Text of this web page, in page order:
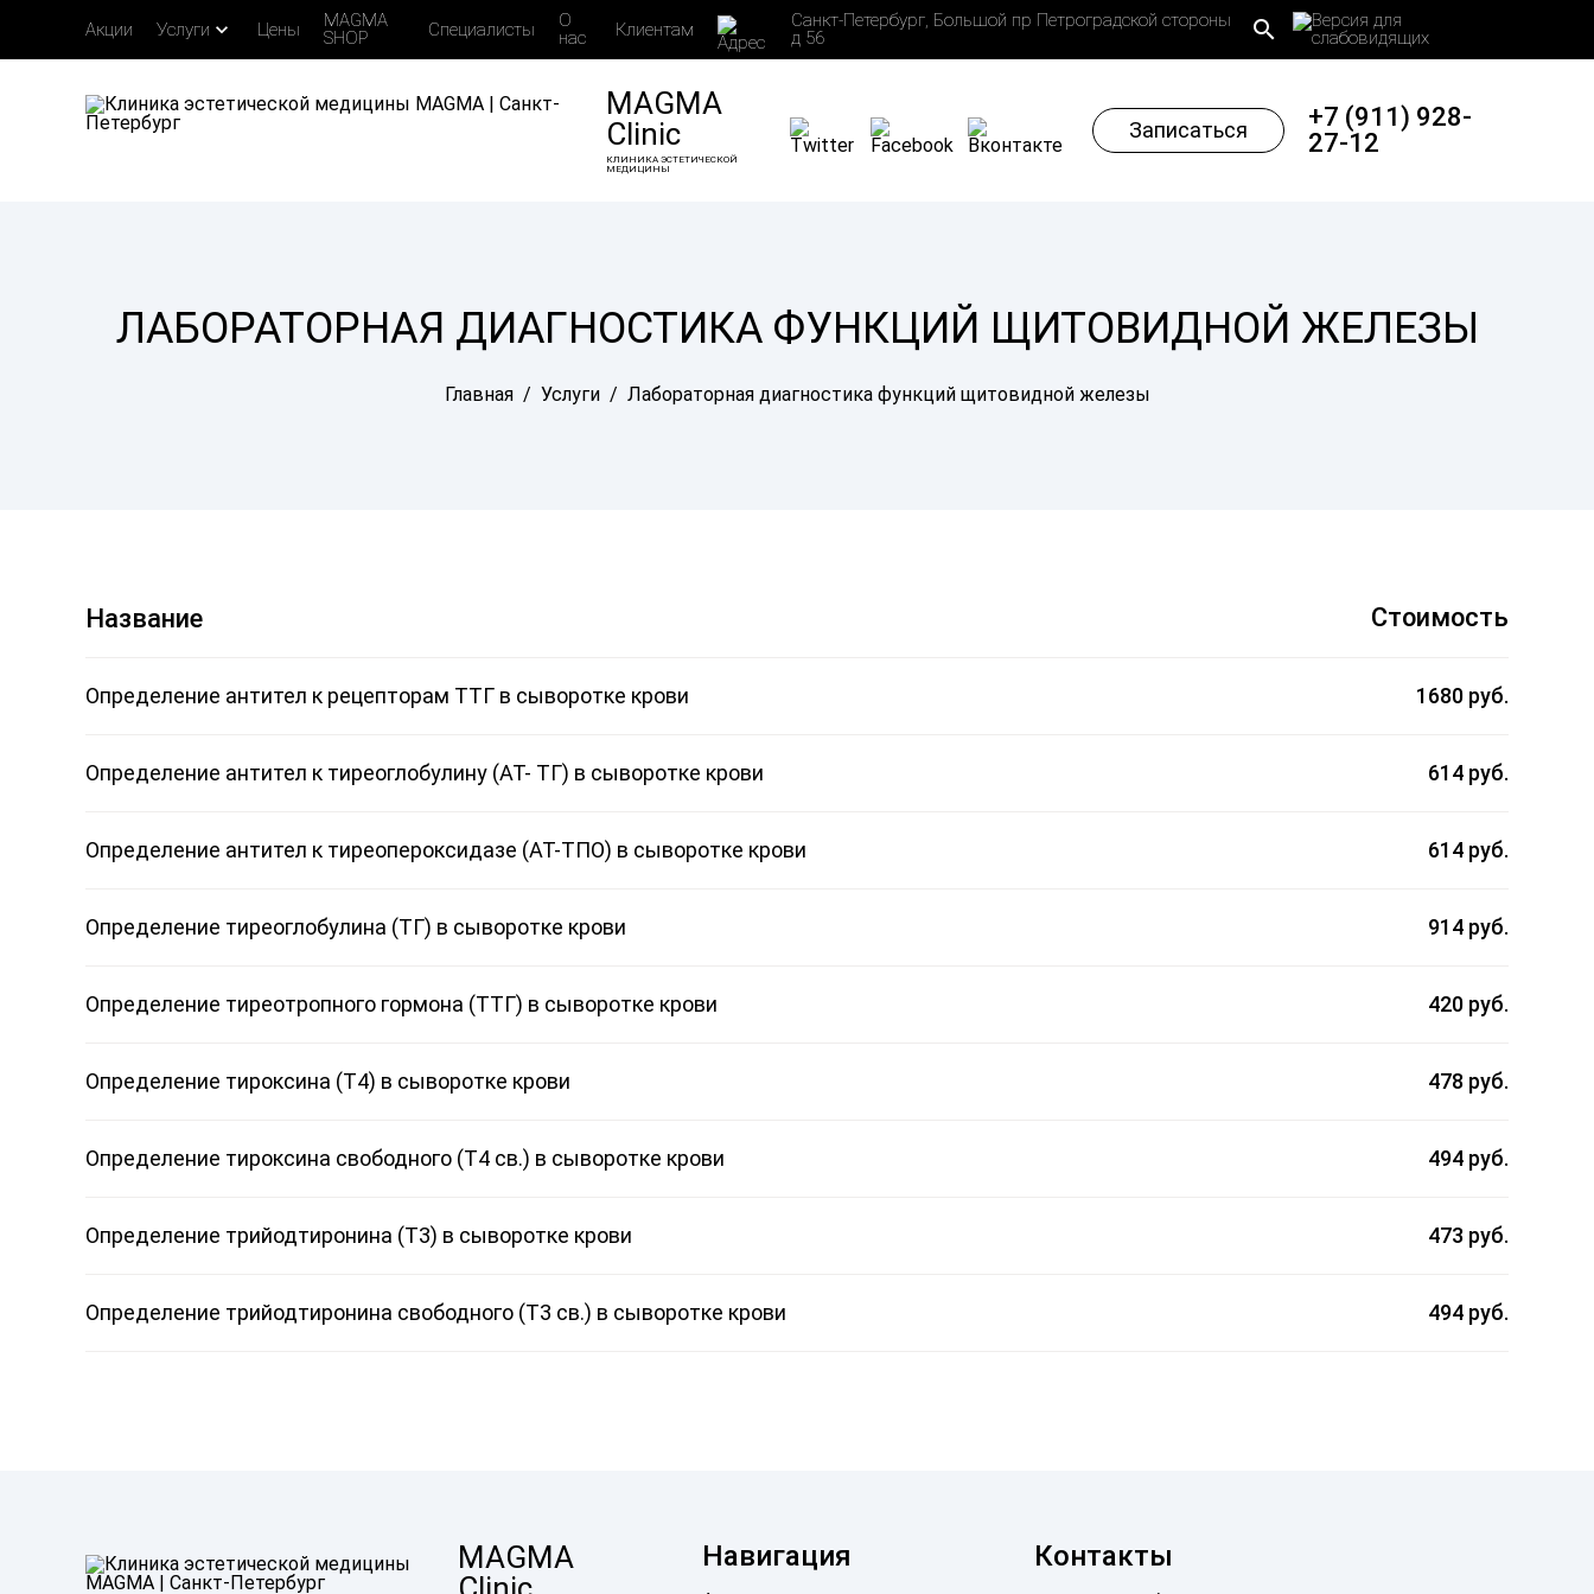
Акции Услуги expand_more Цены
MAGMA
SHOP
Специалисты
О
нас
Клиентам
Санкт-Петербург, Большой пр Петроградской стороны
д 56
search
MAGMA
Clinic
КЛИНИКА ЭСТЕТИЧЕСКОЙ
МЕДИЦИНЫ
Записаться
+7 (911) 928-
27-12
ЛАБОРАТОРНАЯ ДИАГНОСТИКА ФУНКЦИЙ ЩИТОВИДНОЙ ЖЕЛЕЗЫ
Главная / Услуги / Лабораторная диагностика функций щитовидной железы
Название Стоимость
Определение антител к рецепторам ТТГ в сыворотке крови 1680 руб.
Определение антител к тиреоглобулину (АТ- ТГ) в сыворотке крови 614 руб.
Определение антител к тиреопероксидазе (АТ-ТПО) в сыворотке крови 614 руб.
Определение тиреоглобулина (ТГ) в сыворотке крови 914 руб.
Определение тиреотропного гормона (ТТГ) в сыворотке крови 420 руб.
Определение тироксина (Т4) в сыворотке крови 478 руб.
Определение тироксина свободного (Т4 св.) в сыворотке крови 494 руб.
Определение трийодтиронина (Т3) в сыворотке крови 473 руб.
Определение трийодтиронина свободного (Т3 св.) в сыворотке крови 494 руб.
MAGMA
Навигация Контакты